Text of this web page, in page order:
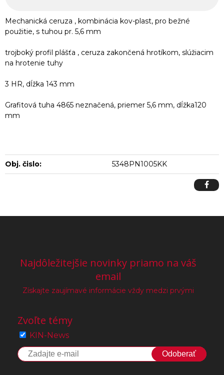
Mechanická ceruza , kombinácia kov-plast, pro bežné
použitie, s tuhou pr. 5,6 mm
trojboký profil plášťa , ceruza zakončená hrotíkom, slúžiacim
na hrotenie tuhy
3 HR, dĺžka 143 mm
Grafitová tuha 4865 neznačená, priemer 5,6 mm, dĺžka120
mm
Obj. čislo: 5348PN1005KK
Najdôležitejšie novinky priamo na váš
email
Získajte zaujímavé informácie vždy medzi prvými
Zvoľte témy
KIN-News
Odoberať